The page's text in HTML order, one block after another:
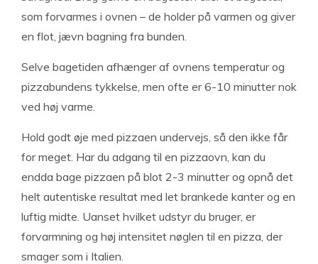
som forvarmes i ovnen – de holder på varmen og giver
en flot, jævn bagning fra bunden.
Selve bagetiden afhænger af ovnens temperatur og
pizzabundens tykkelse, men ofte er 6-10 minutter nok
ved høj varme.
Hold godt øje med pizzaen undervejs, så den ikke får
for meget. Har du adgang til en pizzaovn, kan du
endda bage pizzaen på blot 2-3 minutter og opnå det
helt autentiske resultat med let brankede kanter og en
luftig midte. Uanset hvilket udstyr du bruger, er
forvarmning og høj intensitet nøglen til en pizza, der
smager som i Italien.